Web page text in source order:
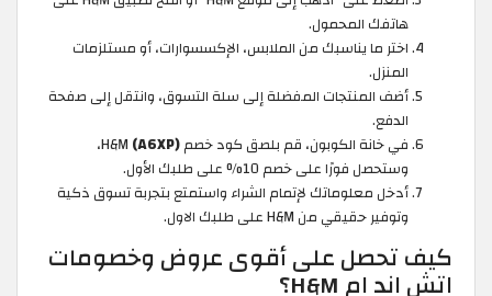
هاتفك المحمول.
اختر ما يناسبك من الملابس، الإكسسوارات، أو مستلزمات
المنزل.
أضف المنتجات المفضلة إلى سلة التسوق، وانتقل إلى صفحة
الدفع.
في خانة الكوبون، قم بلصق كود خصم H&M(A6XP)
،
وستحصل فورًا على خصم 10% على طلبك الأول.
أدخل معلوماتك لإتمام الشراء واستمتع بتجربة تسوق ذكية
وتوفير حقيقي من H&M على طلبك الاول.
كيف تحصل على أقوى عروض وخصومات
اتش اند ام H&M؟